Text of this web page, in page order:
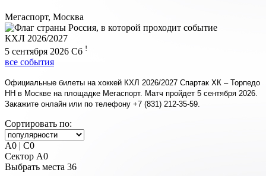
Мегаспорт, Москва
КХЛ 2026/2027
5 сентября 2026 Сб !
все события
Официальные билеты на хоккей КХЛ 2026/2027 Спартак ХК – Торпедо
НН в Москве на площадке Мегаспорт. Матч пройдет 5 сентября 2026.
Закажите онлайн или по телефону +7 (831) 212-35-59.
Сортировать по:
A0 | C0
Сектор A0
Выбрать места 36